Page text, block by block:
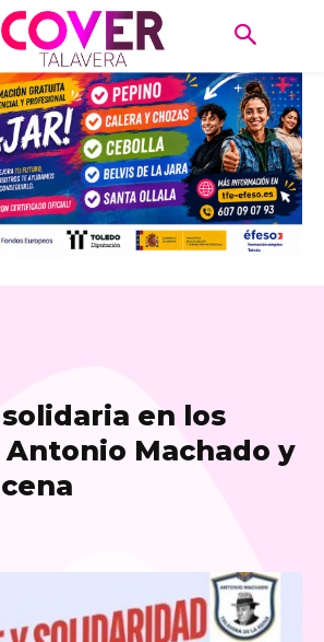
en los
Machado y